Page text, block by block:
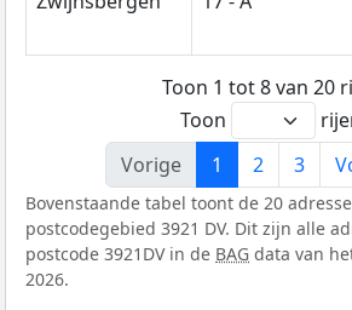
Toon 1 tot 8 van 20
Toon
Vorige
1 2 3
Bovenstaande tabel toont de 20
postcodegebied 3921 DV. Dit zijn alle
postcode 3921DV in de BAG data van
2026.